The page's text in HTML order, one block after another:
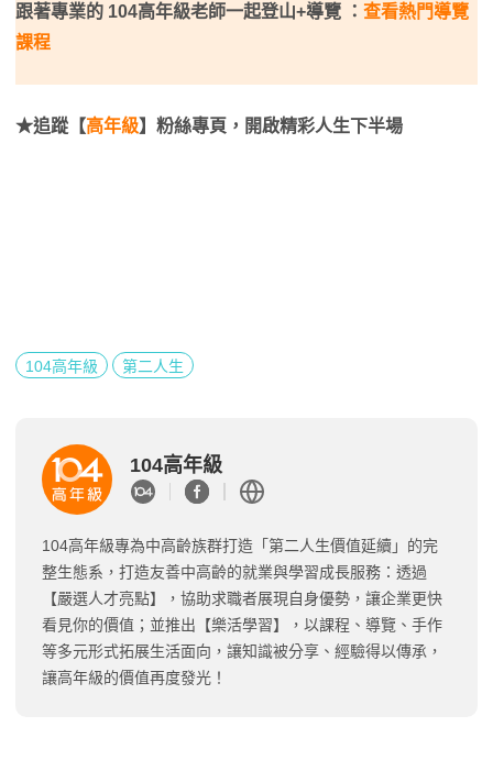
跟著專業的 104高年級老師一起登山+導覽 ： 查看熱門導覽
課程
★追蹤【高年級】粉絲專頁，開啟精彩人生下半場
104高年級 第二人生
104高年級
104高年級專為中高齡族群打造「第二人生價值延續」的完
整生態系，打造友善中高齡的就業與學習成長服務：透過
【嚴選人才亮點】，協助求職者展現自身優勢，讓企業更快
看見你的價值；並推出【樂活學習】，以課程、導覽、手作
等多元形式拓展生活面向，讓知識被分享、經驗得以傳承，
讓高年級的價值再度發光！